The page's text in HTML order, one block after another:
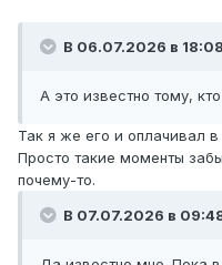
В 06.07.2026 в
А это известно тому,
Так я же его и оплачивал
Просто такие моменты
почему-то.
В 07.07.2026 в